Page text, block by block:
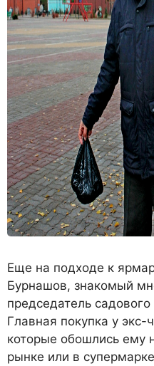
Еще на подходе к
Бурнашов, знакомый
председатель
Главная покупка у
которые обошлись ему
рынке или в